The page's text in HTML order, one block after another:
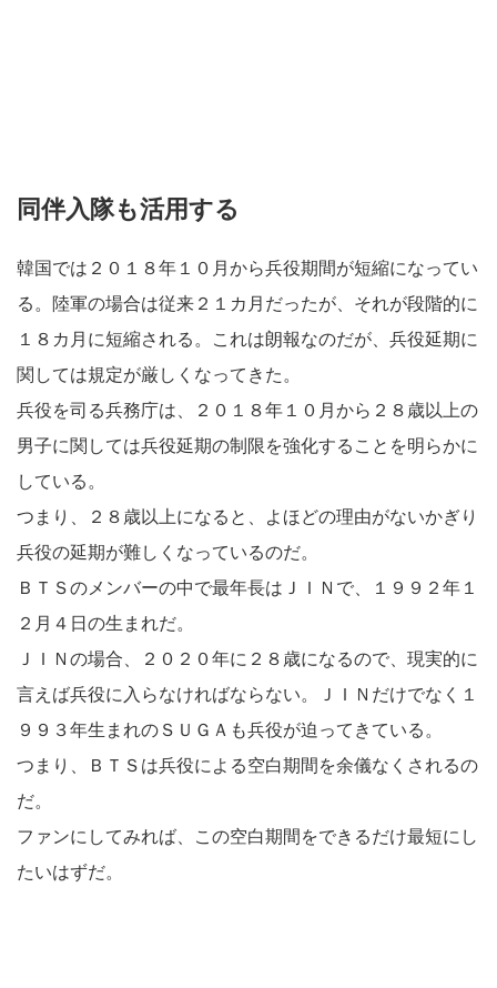
同伴入隊も活用する
韓国では２０１８年１０月から兵役期間が短縮になってい
る。陸軍の場合は従来２１カ月だったが、それが段階的に
１８カ月に短縮される。これは朗報なのだが、兵役延期に
関しては規定が厳しくなってきた。
兵役を司る兵務庁は、２０１８年１０月から２８歳以上の
男子に関しては兵役延期の制限を強化することを明らかに
している。
つまり、２８歳以上になると、よほどの理由がないかぎり
兵役の延期が難しくなっているのだ。
ＢＴＳのメンバーの中で最年長はＪＩＮで、１９９２年１
２月４日の生まれだ。
ＪＩＮの場合、２０２０年に２８歳になるので、現実的に
言えば兵役に入らなければならない。ＪＩＮだけでなく１
９９３年生まれのＳＵＧＡも兵役が迫ってきている。
つまり、ＢＴＳは兵役による空白期間を余儀なくされるの
だ。
ファンにしてみれば、この空白期間をできるだけ最短にし
たいはずだ。